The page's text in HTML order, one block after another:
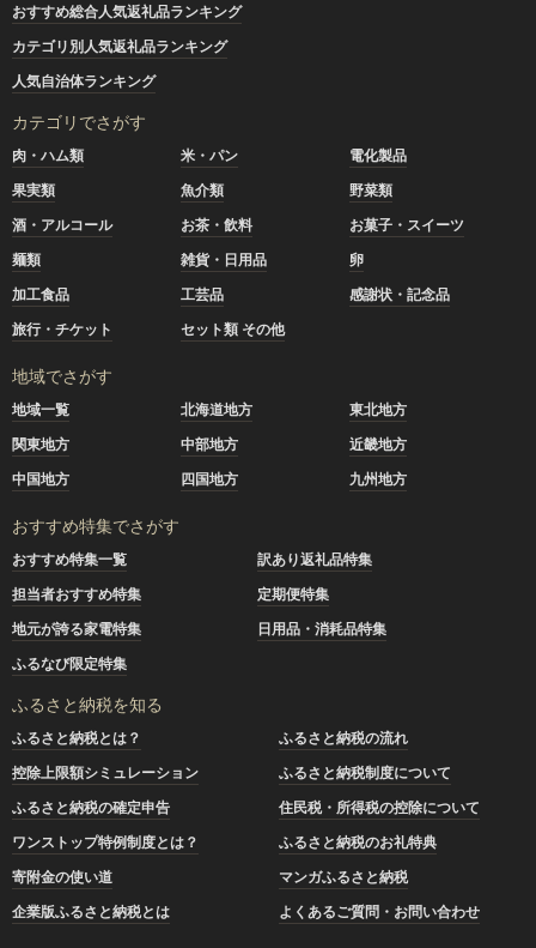
おすすめ総合人気返礼品ランキング
カテゴリ別人気返礼品ランキング
人気自治体ランキング
カテゴリでさがす
肉・ハム類 米・パン
電化製品
果実類
魚介類
野菜類
酒・アルコール
お茶・飲料
お菓子・スイーツ
麺類
雑貨・日用品
卵
加工食品
工芸品
感謝状・記念品
旅行・チケット
セット類 その他
地域でさがす
地域一覧 北海道地方
東北地方
関東地方
中部地方
近畿地方
中国地方
四国地方 九州地方
おすすめ特集でさがす
おすすめ特集一覧
訳あり返礼品特集
担当者おすすめ特集
定期便特集
地元が誇る家電特集
日用品・消耗品特集
ふるなび限定特集
ふるさと納税を知る
ふるさと納税とは？
ふるさと納税の流れ
控除上限額シミュレーション
ふるさと納税制度について
ふるさと納税の確定申告
住民税・所得税の控除について
ワンストップ特例制度とは？
ふるさと納税のお礼特典
寄附金の使い道
マンガふるさと納税
企業版ふるさと納税とは
よくあるご質問・お問い合わせ